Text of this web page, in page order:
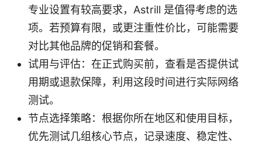
专业设置有较高要求，Astrill 是值得考虑的选
项。若预算有限，或更注重性价比，可能需要
对比其他品牌的促销和套餐。
试用与评估：在正式购买前，查看是否提供试
用期或退款保障，利用这段时间进行实际网络
测试。
节点选择策略：根据你所在地区和使用目标，
优先测试几组核心节点，记录速度、稳定性、